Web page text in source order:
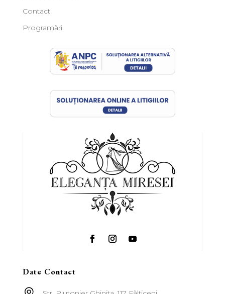
Contact
Programări
Date Contact